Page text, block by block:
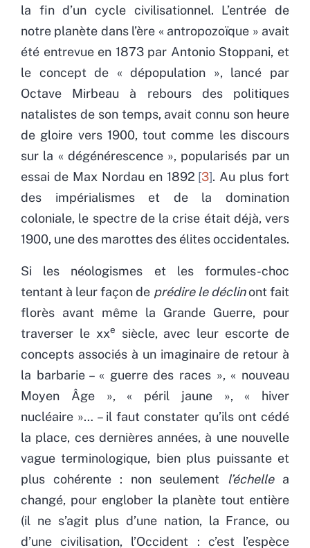
la fin d’un cycle civilisationnel. L’entrée de
notre planète dans l’ère « antropozoïque » avait
été entrevue en 1873 par Antonio Stoppani, et
le concept de « dépopulation », lancé par
Octave Mirbeau à rebours des politiques
natalistes de son temps, avait connu son heure
de gloire vers 1900, tout comme les discours
sur la « dégénérescence », popularisés par un
essai de Max Nordau en 1892 3 . Au plus fort
des impérialismes et de la domination
coloniale, le spectre de la crise était déjà, vers
1900, une des marottes des élites occidentales.
Si les néologismes et les formules-choc
tentant à leur façon de prédire le déclinont fait
florès avant même la Grande Guerre, pour
traverser le xxe
siècle, avec leur escorte de
concepts associés à un imaginaire de retour à
la barbarie – « guerre des races », « nouveau
Moyen Âge », « péril jaune », « hiver
nucléaire »… – il faut constater qu’ils ont cédé
la place, ces dernières années, à une nouvelle
vague terminologique, bien plus puissante et
plus cohérente : non seulement l’échellea
changé, pour englober la planète tout entière
(il ne s’agit plus d’une nation, la France, ou
d’une civilisation, l’Occident : c’est l’espèce